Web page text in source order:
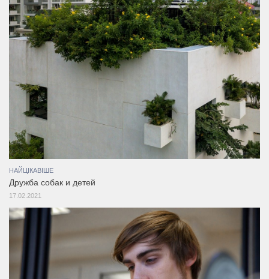
НАЙЦІКАВІШЕ
Дружба собак и детей
17.02.2021